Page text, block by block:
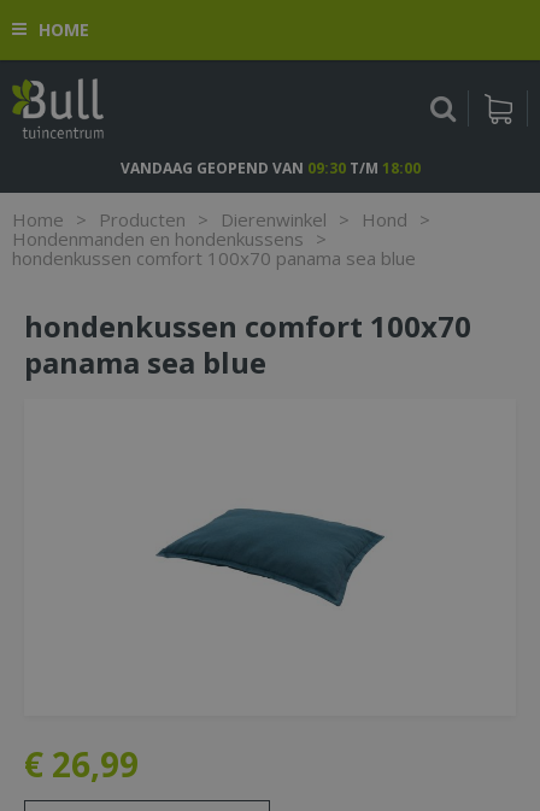
n
o
HOME
Home > Producten > Dierenwinkel > Hond >
Hondenmanden en hondenkussens >
hondenkussen comfort 100x70 panama sea blue
VANDAAG GEOPEND VAN 09:30T/M 18:00
hondenkussen comfort 100x70
panama sea blue
€ 26,99